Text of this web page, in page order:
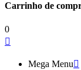
Carrinho de
0

Mega Menu